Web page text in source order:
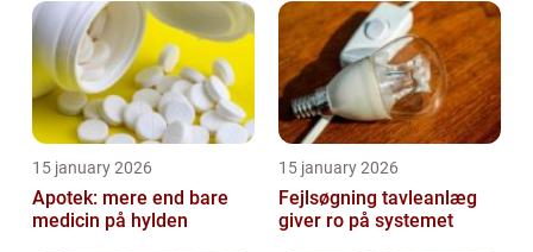
15 january 2026
Apotek: mere end bare
medicin på hylden
15 january 2026
Fejlsøgning tavleanlæg
giver ro på systemet